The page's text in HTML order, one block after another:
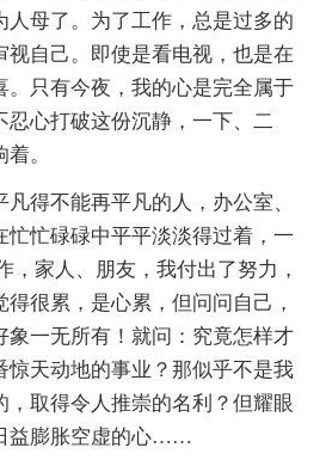
人母了。为了工作，总是过多的
视自己。即使是看电视，也是在
。只有今夜，我的心是完全属于
忍心打破这份沉静，一下、二
。
得不能再平凡的人，办公室、
忙忙碌碌中平平淡淡得过着，一
家人、朋友，我付出了努力，
很累，是心累，但问问自己，
象一无所有！就问：究竟怎样才
惊天动地的事业？那似乎不是我
，取得令人推崇的名利？但耀眼
益膨胀空虚的心……